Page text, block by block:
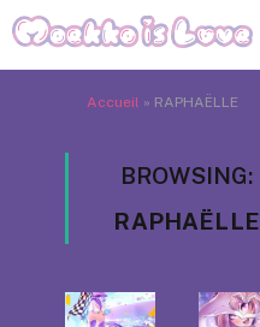
Accueil » RAPHAËLLE
BROWSING:
RAPHAËLLE